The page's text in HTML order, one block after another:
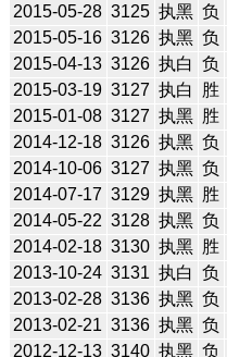
2015-05-28 3125 执黑 负
2015-05-16 3126 执黑 负
2015-04-13 3126 执白 负
2015-03-19 3127 执白 胜
2015-01-08 3127 执黑 胜
2014-12-18 3126 执黑 负
2014-10-06 3127 执黑 负
2014-07-17 3129 执黑 胜
2014-05-22 3128 执黑 负
2014-02-18 3130 执黑 胜
2013-10-24 3131 执白 负
2013-02-28 3136 执黑 负
2013-02-21 3136 执黑 负
2012-12-13 3140 执黑 负